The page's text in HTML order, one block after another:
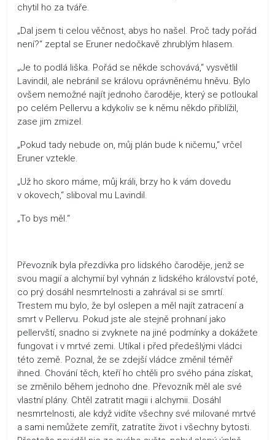
chytil ho za tváře.
„Dal jsem ti celou věčnost, abys ho našel. Proč tady pořád
není?“ zeptal se Eruner nedočkavě zhrublým hlasem.
„Je to podlá liška. Pořád se někde schovává,“ vysvětlil
Lavindil, ale nebránil se královu oprávněnému hněvu. Bylo
ovšem nemožné najít jednoho čaroděje, který se potloukal
po celém Pellervu a kdykoliv se k němu někdo přiblížil,
zase jim zmizel.
„Pokud tady nebude on, můj plán bude k ničemu,“ vrčel
Eruner vztekle.
„Už ho skoro máme, můj králi, brzy ho k vám dovedu
v okovech,“ sliboval mu Lavindil.
„To bys měl.“
Převozník byla přezdívka pro lidského čaroděje, jenž se
svou magií a alchymií byl vyhnán z lidského království poté,
co prý dosáhl nesmrtelnosti a zahrával si se smrtí.
Trestem mu bylo, že byl oslepen a měl najít zatracení a
smrt v Pellervu. Pokud jste ale stejně prohnaní jako
pellervští, snadno si zvyknete na jiné podmínky a dokážete
fungovat i v mrtvé zemi. Utíkal i před předešlými vládci
této země. Poznal, že se zdejší vládce změnil téměř
ihned. Chování těch, kteří ho chtěli pro svého pána získat,
se změnilo během jednoho dne. Převozník měl ale své
vlastní plány. Chtěl zatratit magii i alchymii. Dosáhl
nesmrtelnosti, ale když vidíte všechny své milované mrtvé
a sami nemůžete zemřít, zatratíte život i všechny bytosti.